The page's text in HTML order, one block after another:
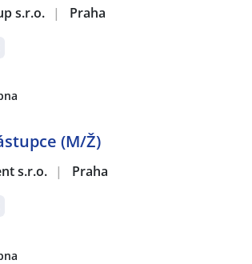
s.r.o. | Praha
(M/Ž)
s.r.o. | Praha